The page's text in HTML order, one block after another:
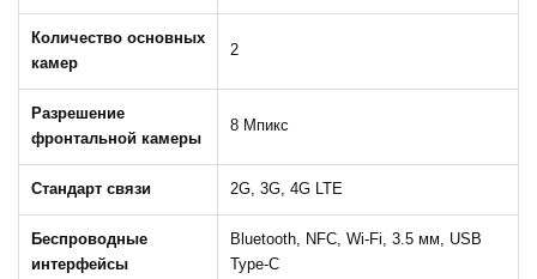
Количество основных
камер
2
Разрешение
фронтальной камеры
8 Мпикс
Стандарт связи 2G, 3G, 4G LTE
Беспроводные
интерфейсы
Bluetooth, NFC, Wi-Fi, 3.5 мм, USB
Type-C